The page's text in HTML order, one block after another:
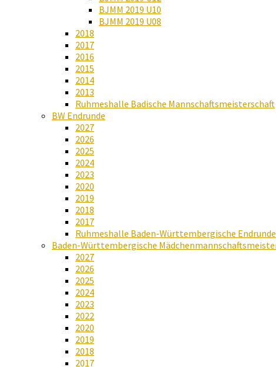
BJMM 2019 U10
BJMM 2019 U08
2018
2017
2016
2015
2014
2013
Ruhmeshalle Badische Mannschaftsmeisterschaft
BW Endrunde
2027
2026
2025
2024
2023
2020
2019
2018
2017
Ruhmeshalle Baden-Württembergische Endrunde
Baden-Württembergische
2027
2026
2025
2024
2023
2022
2020
2019
2018
2017